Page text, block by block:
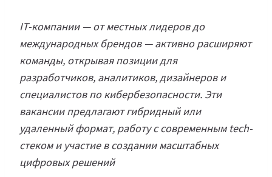
IT-компании — от местных лидеров до
международных брендов — активно расширяют
команды, открывая позиции для
разработчиков, аналитиков, дизайнеров и
специалистов по кибербезопасности. Эти
вакансии предлагают гибридный или
удаленный формат, работу с современным tech-
стеком и участие в создании масштабных
цифровых решений